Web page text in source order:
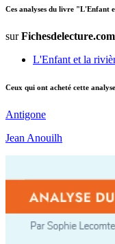
Ces analyses du livre "L'Enfant
surFichesdelecture.com
L'Enfant et la
Ceux qui ont acheté cette
Antigone
Jean Anouilh